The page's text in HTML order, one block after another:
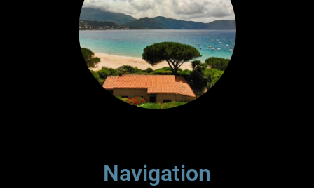
Navigation